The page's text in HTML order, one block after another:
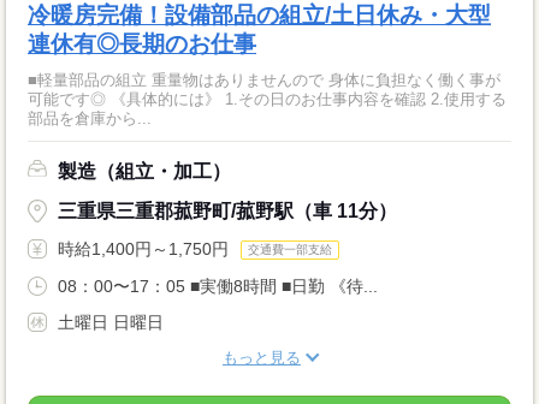
冷暖房完備！設備部品の組立/土日休み・大型
連休有◎長期のお仕事
■軽量部品の組立 重量物はありませんので 身体に負担なく働く事が
可能です◎ 《具体的には》 1.その日のお仕事内容を確認 2.使用する
部品を倉庫から...
製造（組立・加工）
三重県三重郡菰野町/菰野駅（車 11分）
時給1,400円～1,750円 交通費一部支給
08：00〜17：05 ■実働8時間 ■日勤 《待...
土曜日 日曜日
もっと見る